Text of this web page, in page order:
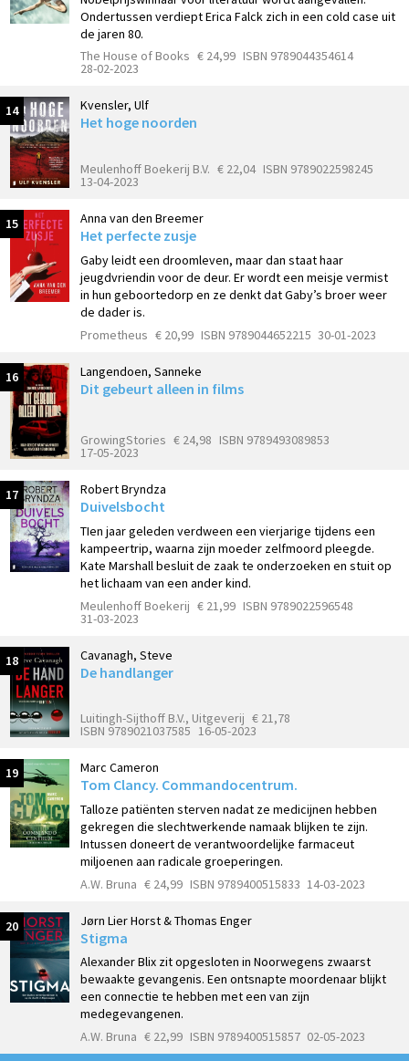
Ondertussen verdiept Erica Falck zich in een cold case uit
de jaren 80.
The House of Books € 24,99 ISBN 9789044354614
28-02-2023
14 Kvensler, Ulf
Het hoge noorden
Meulenhoff Boekerij B.V. € 22,04 ISBN 9789022598245
13-04-2023
15 Anna van den Breemer
Het perfecte zusje
Gaby leidt een droomleven, maar dan staat haar
jeugdvriendin voor de deur. Er wordt een meisje vermist
in hun geboortedorp en ze denkt dat Gaby’s broer weer
de dader is.
Prometheus € 20,99 ISBN 9789044652215 30-01-2023
16 Langendoen, Sanneke
Dit gebeurt alleen in films
GrowingStories € 24,98 ISBN 9789493089853
17-05-2023
17 Robert Bryndza
Duivelsbocht
TIen jaar geleden verdween een vierjarige tijdens een
kampeertrip, waarna zijn moeder zelfmoord pleegde.
Kate Marshall besluit de zaak te onderzoeken en stuit op
het lichaam van een ander kind.
Meulenhoff Boekerij € 21,99 ISBN 9789022596548
31-03-2023
18 Cavanagh, Steve
De handlanger
Luitingh-Sijthoff B.V., Uitgeverij € 21,78
ISBN 9789021037585 16-05-2023
19 Marc Cameron
Tom Clancy. Commandocentrum.
Talloze patiënten sterven nadat ze medicijnen hebben
gekregen die slechtwerkende namaak blijken te zijn.
Intussen doneert de verantwoordelijke farmaceut
miljoenen aan radicale groeperingen.
A.W. Bruna € 24,99 ISBN 9789400515833 14-03-2023
20 Jørn Lier Horst & Thomas Enger
Stigma
Alexander Blix zit opgesloten in Noorwegens zwaarst
bewaakte gevangenis. Een ontsnapte moordenaar blijkt
een connectie te hebben met een van zijn
medegevangenen.
A.W. Bruna € 22,99 ISBN 9789400515857 02-05-2023